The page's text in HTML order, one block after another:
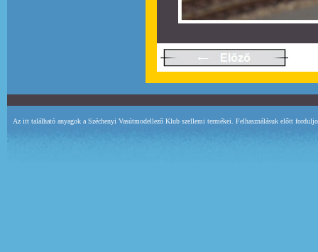
Az itt található anyagok a Széchenyi Vasútmodellező Klub szellemi termékei. Felhasználásuk előtt